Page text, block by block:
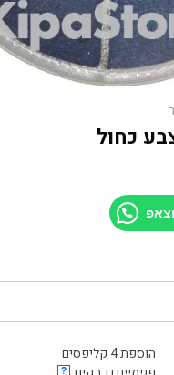
כחול
הוספת 4 קליפסים
?